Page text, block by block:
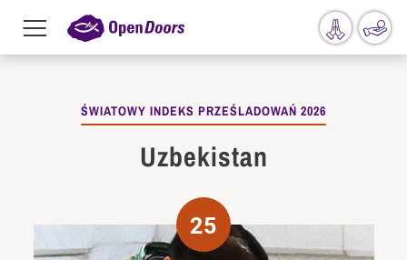
Przejdź do treści
Menu
toggle
ŚWIATOWY INDEKS PRZEŚLADOWAŃ 2026
Uzbekistan
25